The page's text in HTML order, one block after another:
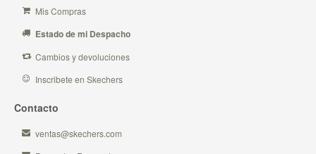
Mis Compras
Estado de mi Despacho
Cambios y devoluciones
Inscribete en Skechers
Contacto
ventas@skechers.com